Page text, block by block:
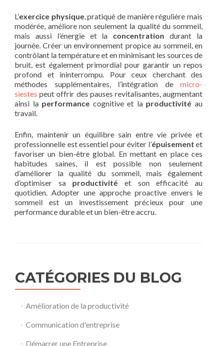
L’exercice physique, pratiqué de manière régulière mais
modérée, améliore non seulement la qualité du sommeil,
mais aussi l’énergie et la concentration durant la
journée. Créer un environnement propice au sommeil, en
contrôlant la température et en minimisant les sources de
bruit, est également primordial pour garantir un repos
profond et ininterrompu. Pour ceux cherchant des
méthodes supplémentaires, l’intégration de micro-
siestes peut offrir des pauses revitalisantes, augmentant
ainsi la performance cognitive et la productivité au
travail.
Enfin, maintenir un équilibre sain entre vie privée et
professionnelle est essentiel pour éviter l’épuisement et
favoriser un bien-être global. En mettant en place ces
habitudes saines, il est possible non seulement
d’améliorer la qualité du sommeil, mais également
d’optimiser sa productivité et son efficacité au
quotidien. Adopter une approche proactive envers le
sommeil est un investissement précieux pour une
performance durable et un bien-être accru.
CATÉGORIES DU BLOG
Amélioration de la productivité
Communication d'entreprise
Démarrer une Entreprise